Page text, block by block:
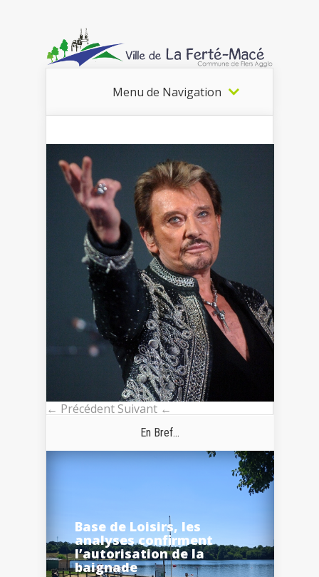
Menu de Navigation
← Précédent Suivant ←
En Bref...
Base de Loisirs, les
analyses confirment
l’autorisation de la
baignade